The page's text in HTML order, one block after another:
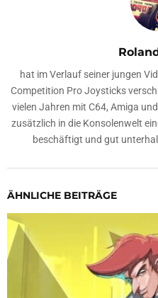
hat im Verlauf seiner jungen
Competition Pro Joysticks
vielen Jahren mit C64, Amiga
zusätzlich in die Konsolenwelt
beschäftigt und gut
ÄHNLICHE BEITRÄGE